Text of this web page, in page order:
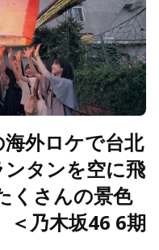
外ロケで台北
タンを空に飛
くさんの景色
＜乃木坂46 6期